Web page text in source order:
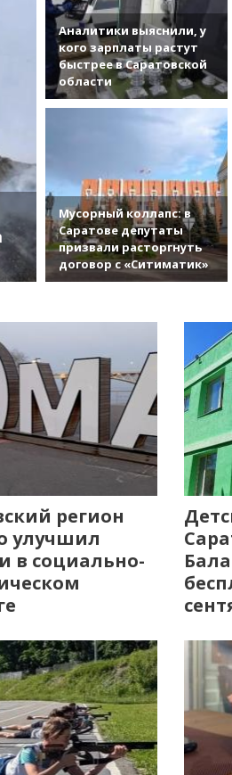
Аналитики выяснили, у
кого зарплаты растут
быстрее в Саратовской
области
Мусорный коллапс: в
Саратове депутаты
призвали расторгнуть
договор с «Ситиматик»
регион
улучшил
в социально-